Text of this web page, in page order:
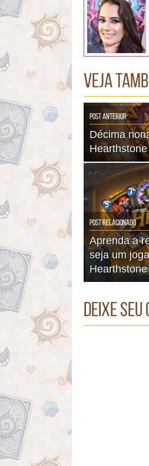
Veja
Post Anterior
Décima
Post Relacionado
Aprenda a
seja um
Hearthstone
Deixe